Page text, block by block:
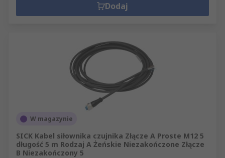
Dodaj
W magazynie
SICK Kabel siłownika czujnika Złącze A Proste M12 5
długość 5 m Rodzaj A Żeńskie Niezakończone Złącze
B Niezakończony 5